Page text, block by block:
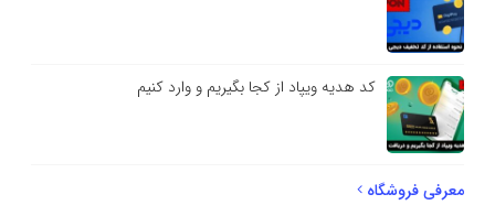
کد هدیه ویپاد از کجا بگیریم و وارد کنیم
معرفی فروشگاه